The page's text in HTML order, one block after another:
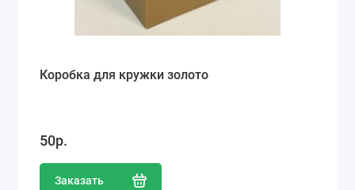
Коробка для кружки золото
50р.
Заказать